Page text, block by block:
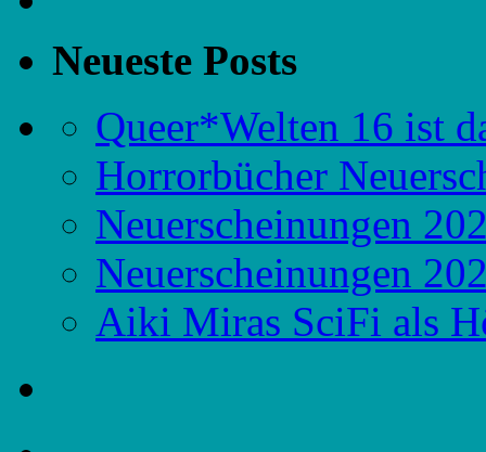
Neueste Posts
Queer*Welten 16 ist
Horrorbücher
Neuerscheinungen
Neuerscheinungen
Aiki Miras SciFi als